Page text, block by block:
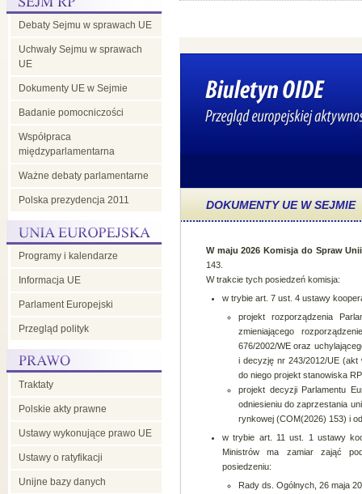
prezydencji
w
UE
Debaty Sejmu w sprawach UE
Uchwały Sejmu w sprawach
UE
Dokumenty UE w Sejmie
Badanie pomocniczości
Współpraca
międzyparlamentarna
Ważne debaty parlamentarne
Polska prezydencja 2011
Programy i kalendarze
Informacja UE
Parlament Europejski
Przegląd polityk
Traktaty
Polskie akty prawne
Ustawy wykonujące prawo UE
Ustawy o ratyfikacji
Unijne bazy danych
DOKUMENTY UE W SEJMIE
W maju 2026 Komisja do Spraw
143.
W trakcie tych posiedzeń komisja:
w trybie art. 7 ust. 4 ustawy
projekt rozporządzenia
zmieniającego
676/2002/WE oraz
i decyzję nr 243/2012/UE
do niego projekt stanowiska
projekt decyzji Parlamentu
odniesieniu do zaprzestania
rynkowej (COM(2026) 153) i
w trybie art. 11 ust. 1 ustawy
Ministrów ma zamiar zająć
posiedzeniu:
Rady ds. Ogólnych, 26 maja